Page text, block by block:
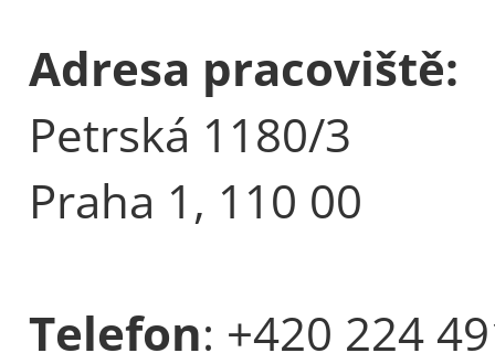
Adresa pracoviště:
Petrská 1180/3
Praha 1, 110 00
Telefon: +420 224